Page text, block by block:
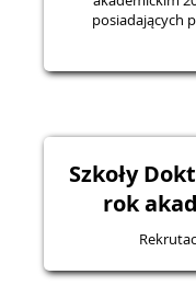
posiadających
Szkoły
rok